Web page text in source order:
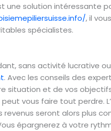
une solution
, il
spécialistes.
sans activité lucrative
. Avec les conseils des
et de vos
vous faire tout
seront alors plus
épargnerez à votre